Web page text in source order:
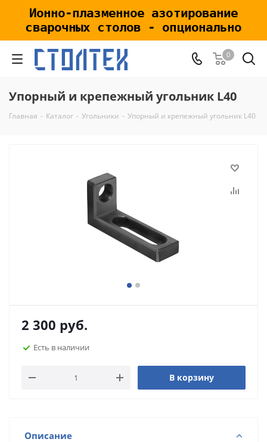
Ионно-плазменное азотирование
сварочных столов - опционально
0
Упорный и крепежный угольник L40
Главная - Каталог - Угольники - Упорный и крепежный угольник L40
2 300 руб.
Есть в наличии
В корзину
Описание